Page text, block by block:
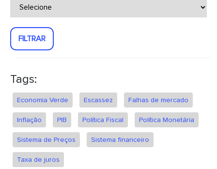
FILTRAR
Tags:
Economia Verde Escassez Falhas de mercado
Inflação PIB Política Fiscal Política Monetária
Sistema de Preços Sistema financeiro
Taxa de juros